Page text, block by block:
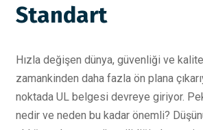
Standart
Hızla değişen dünya, güvenliği ve
zamankinden daha fazla ön plana
noktada UL belgesi devreye giriyor.
nedir ve neden bu kadar önemli?